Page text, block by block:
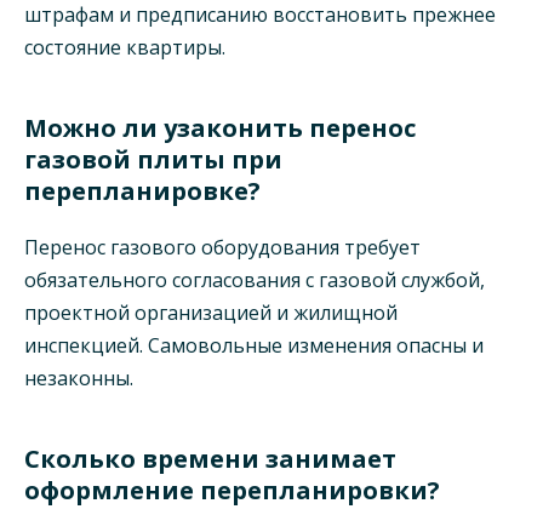
штрафам и предписанию восстановить прежнее
состояние квартиры.
Можно ли узаконить перенос
газовой плиты при
перепланировке?
Перенос газового оборудования требует
обязательного согласования с газовой службой,
проектной организацией и жилищной
инспекцией. Самовольные изменения опасны и
незаконны.
Сколько времени занимает
оформление перепланировки?